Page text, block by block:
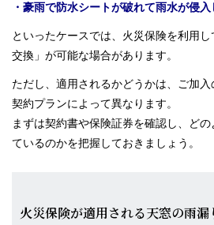
・豪雨で防水シートが破れて雨水が侵入
といったケースでは、火災保険を利用
交換」が可能な場合があります。
ただし、適用されるかどうかは、ご加入
契約プランによって異なります。
まずは契約書や保険証券を確認し、ど
ているのかを把握しておきましょう。
火災保険が適用される天窓の雨